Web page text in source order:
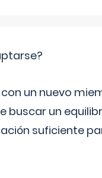
un nuevo
buscar un
suficiente